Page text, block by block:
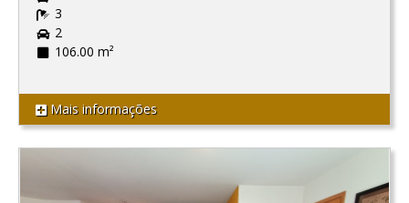
3
2
106.00 m²
Mais informações